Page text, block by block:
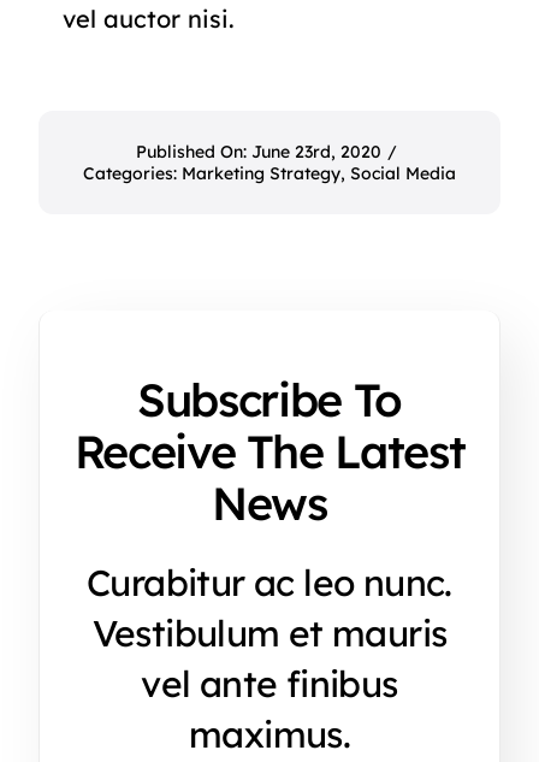
vel auctor nisi.
Published On: June 23rd, 2020 /
Categories: Marketing Strategy, Social Media
Subscribe To
Receive The Latest
News
Curabitur ac leo nunc.
Vestibulum et mauris
vel ante finibus
maximus.